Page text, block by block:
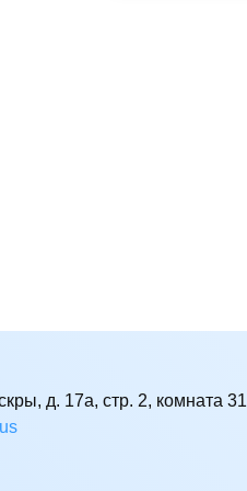
д. 17а, стр. 2, комната 31